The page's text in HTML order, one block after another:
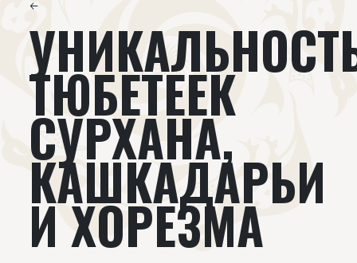
Авторы Всемирное общество
Издательство Новости
Проекты Подкасты
Книги Видеолекторий
←
ТЮБЕТЕЕК
СУРХАНА,
КАШКАДАРЬИ
И ХОРЕЗМА